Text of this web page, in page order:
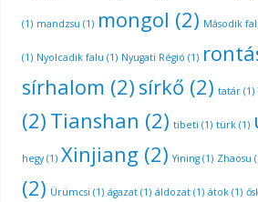
(1) mandzsu (1) mongol (2) Második
(1) Nyolcadik falu (1) Nyugati Régió (1)
sírhalom (2) sírkő (2) tatár(1)
(2) Tianshan (2) tibeti (1) türk(1)
hegy(1) Xinjiang (2) Yining(1) Zhaosu
(2) Ürümcsi (1) ágazat(1) áldozat(1) átok(1)